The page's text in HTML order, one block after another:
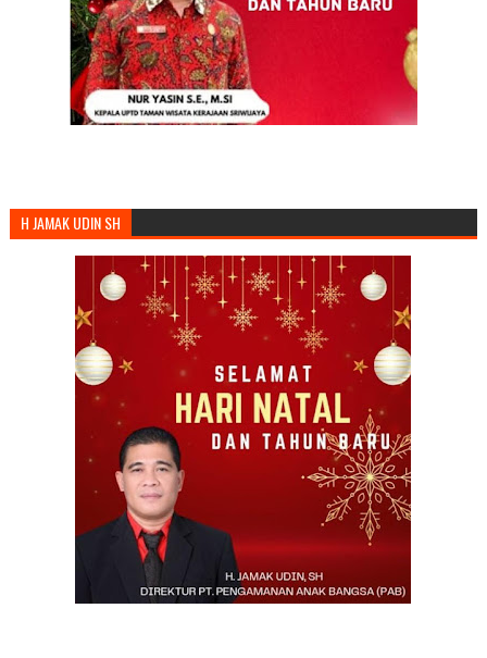
H JAMAK UDIN SH